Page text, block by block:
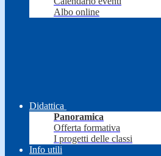
Albo online
Didattica
Panoramica
Offerta formativa
I progetti delle classi
Info utili